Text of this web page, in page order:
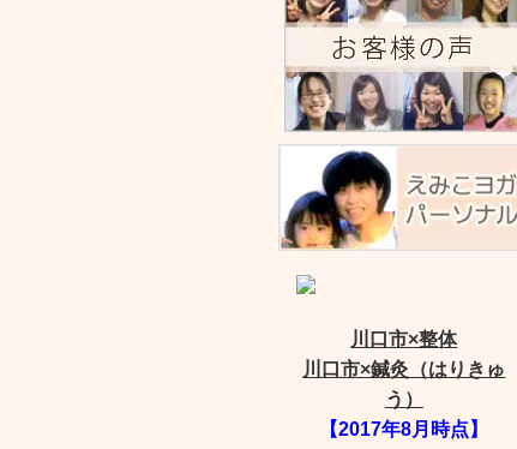
川口市×整体
川口市×鍼灸（はりきゅ
う）
【2017年8月時点】